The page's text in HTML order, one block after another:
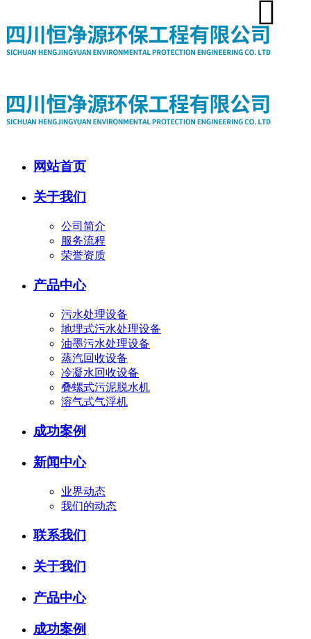
网站首页
关于我们
公司简介
服务流程
荣誉资质
产品中心
污水处理设备
地埋式污水处理设备
油墨污水处理设备
蒸汽回收设备
冷凝水回收设备
叠螺式污泥脱水机
溶气式气浮机
成功案例
新闻中心
业界动态
我们的动态
联系我们
关于我们
产品中心
成功案例